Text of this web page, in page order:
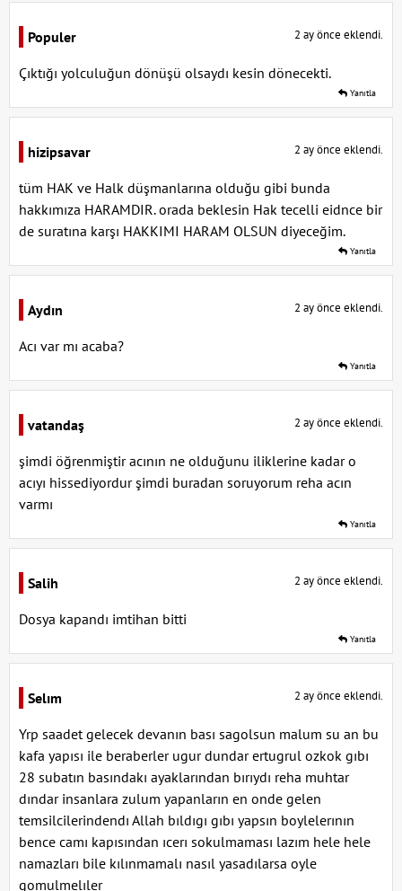
Populer 2 ay önce eklendi.
Çıktığı yolculuğun dönüşü olsaydı kesin dönecekti.
Yanıtla
hizipsavar 2 ay önce eklendi.
tüm HAK ve Halk düşmanlarına olduğu gibi bunda
hakkımıza HARAMDIR. orada beklesin Hak tecelli eidnce bir
de suratına karşı HAKKIMI HARAM OLSUN diyeceğim.
Yanıtla
Aydın 2 ay önce eklendi.
Acı var mı acaba?
Yanıtla
vatandaş 2 ay önce eklendi.
şimdi öğrenmiştir acının ne olduğunu iliklerine kadar o
acıyı hissediyordur şimdi buradan soruyorum reha acın
varmı
Yanıtla
Salih 2 ay önce eklendi.
Dosya kapandı imtihan bitti
Yanıtla
Selım 2 ay önce eklendi.
Yrp saadet gelecek devanın bası sagolsun malum su an bu
kafa yapısı ile beraberler ugur dundar ertugrul ozkok gıbı
28 subatın basındakı ayaklarından bırıydı reha muhtar
dındar insanlara zulum yapanların en onde gelen
temsilcilerindendı Allah bıldıgı gıbı yapsın boylelerının
bence camı kapısından ıcerı sokulmaması lazım hele hele
namazları bile kılınmamalı nasıl yasadılarsa oyle
gomulmelıler